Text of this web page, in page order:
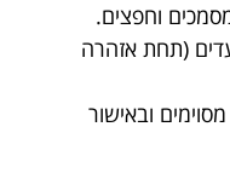
וחפצים.
(תחת אזהרה
ובאישור